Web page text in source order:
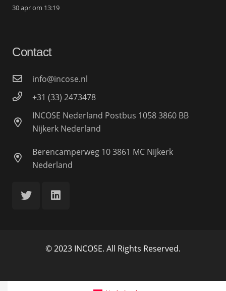
30 apr om 13:19
Contact
info@incose.nl
+31 (33) 2473478
INCOSE Nederland Postbus 1058 3860 BB
Nijkerk Nederland
Berencamperweg 10 3861 MC Nijkerk
Nederland
© 2023 INCOSE. All Rights Reserved.